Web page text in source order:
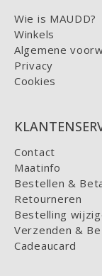
Wie is MAUDD?
Winkels
Algemene
Privacy
Cookies
Contact
Maatinfo
Bestellen &
Retourneren
Bestelling
Verzenden &
Cadeaucard